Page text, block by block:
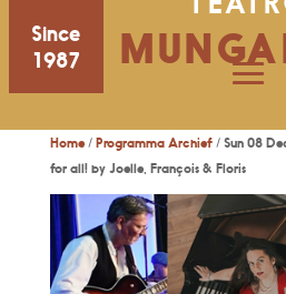
Since
1987
Home/ Programma Archief/ Sun 08
for all! by Joelle, François & Floris